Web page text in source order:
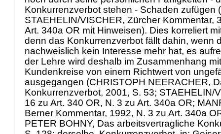
Konkurrenzverbot stehen - Schaden zufügen (
STAEHELIN/VISCHER, Zürcher Kommentar,
Art. 340a OR mit Hinweisen). Dies korreliert
denn das Konkurrenzverbot fällt dahin, wenn
nachweislich kein Interesse mehr hat, es
der Lehre wird deshalb im Zusammenhang
Kundenkreise von einem Richtwert von
ausgegangen (CHRISTOPH NEERACHER,
Konkurrenzverbot, 2001, S. 53; STAEHELIN/
16 zu Art. 340 OR, N. 3 zu Art. 340a OR;
Berner Kommentar, 1992, N. 3 zu Art. 340a
PETER BOHNY, Das arbeitsvertragliche